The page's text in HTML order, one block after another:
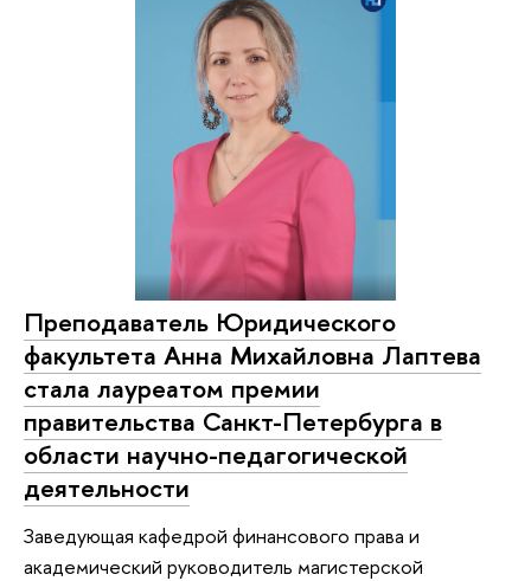
Преподаватель Юридического
факультета Анна Михайловна Лаптева
стала лауреатом премии
правительства Санкт-Петербурга в
области научно-педагогической
деятельности
Заведующая кафедрой финансового права и
академический руководитель магистерской